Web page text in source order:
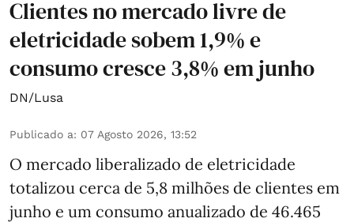
Clientes no mercado livre de
eletricidade sobem 1,9% e
consumo cresce 3,8% em junho
DN/Lusa
Publicado a: 07 Agosto 2026, 13:52
O mercado liberalizado de eletricidade
totalizou cerca de 5,8 milhões de clientes em
junho e um consumo anualizado de 46.465